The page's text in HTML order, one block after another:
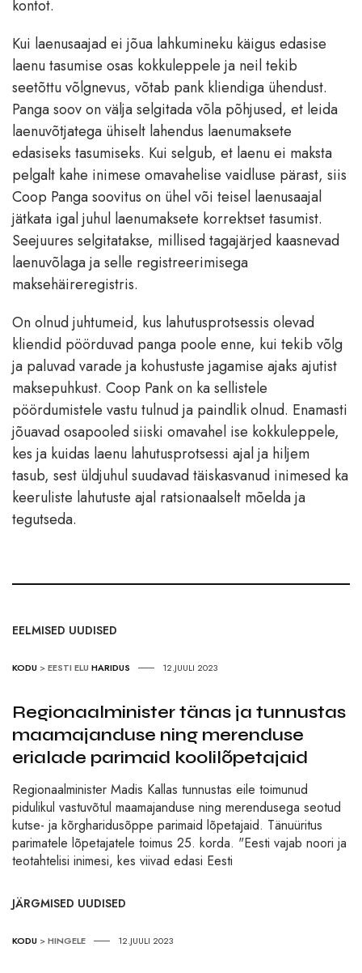
kontot.
Kui laenusaajad ei jõua lahkumineku käigus edasise
laenu tasumise osas kokkuleppele ja neil tekib
seetõttu võlgnevus, võtab pank kliendiga ühendust.
Panga soov on välja selgitada võla põhjused, et leida
laenuvõtjatega ühiselt lahendus laenumaksete
edasiseks tasumiseks. Kui selgub, et laenu ei maksta
pelgalt kahe inimese omavahelise vaidluse pärast, siis
Coop Panga soovitus on ühel või teisel laenusaajal
jätkata igal juhul laenumaksete korrektset tasumist.
Seejuures selgitatakse, millised tagajärjed kaasnevad
laenuvõlaga ja selle registreerimisega
maksehäireregistris.
On olnud juhtumeid, kus lahutusprotsessis olevad
kliendid pöörduvad panga poole enne, kui tekib võlg
ja paluvad varade ja kohustuste jagamise ajaks ajutist
maksepuhkust. Coop Pank on ka sellistele
pöördumistele vastu tulnud ja paindlik olnud. Enamasti
jõuavad osapooled siiski omavahel ise kokkuleppele,
kes ja kuidas laenu lahutusprotsessi ajal ja hiljem
tasub, sest üldjuhul suudavad täiskasvanud inimesed ka
keeruliste lahutuste ajal ratsionaalselt mõelda ja
tegutseda.
EELMISED UUDISED
KODU >EESTI ELU HARIDUS 12.JUULI 2023
Regionaalminister tänas ja tunnustas
maamajanduse ning merenduse
erialade parimaid koolilõpetajaid
Regionaalminister Madis Kallas tunnustas eile toimunud
pidulikul vastuvõtul maamajanduse ning merendusega seotud
kutse- ja kõrgharidusõppe parimaid lõpetajaid. Tänuüritus
parimatele lõpetajatele toimus 25. korda. "Eesti vajab noori ja
teotahtelisi inimesi, kes viivad edasi Eesti
JÄRGMISED UUDISED
KODU >HINGELE 12.JUULI 2023